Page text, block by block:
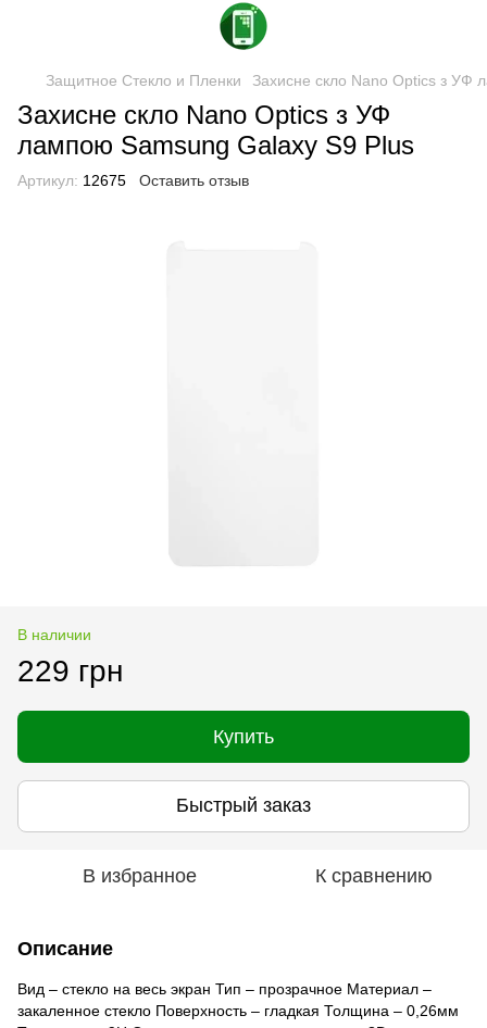
Защитное Стекло и Пленки Захисне скло Nano Optics з УФ
Захисне скло Nano Optics з УФ
лампою Samsung Galaxy S9 Plus
Артикул: 12675 Оставить отзыв
В наличии
229 грн
Купить
Быстрый заказ
В избранное К сравнению
Описание
Вид – стекло на весь экран Тип – прозрачное Материал –
закаленное стекло Поверхность – гладкая Толщина – 0,26мм